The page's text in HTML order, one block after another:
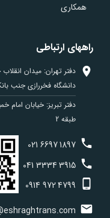
همکاری
راههای ارتباطی
دفتر تهران: میدان
دانشگاه فخررازی جنب بانک
دفتر تبریز: خیابان
طبقه 2
021 66971897
041 33343915
0914 9724799